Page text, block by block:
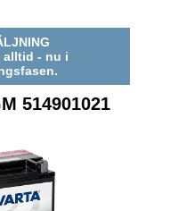
alltid - nu i
514901021